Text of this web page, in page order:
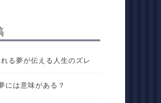
る夢が伝える人生のズレ
には意味がある？